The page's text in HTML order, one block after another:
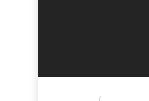
ogrodzona - betonowe i
Otoczenie stanowią
co gwarantuje świetną
Z nami z łatwością
Oferujemy również inne
Pragniemy zaznaczyć, iż